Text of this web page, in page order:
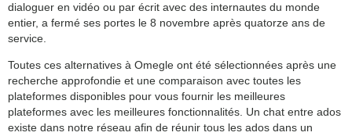
dialoguer en vidéo ou par écrit avec des internautes du monde
entier, a fermé ses portes le 8 novembre après quatorze ans de
service.
Toutes ces alternatives à Omegle ont été sélectionnées après une
recherche approfondie et une comparaison avec toutes les
plateformes disponibles pour vous fournir les meilleures
plateformes avec les meilleures fonctionnalités. Un chat entre ados
existe dans notre réseau afin de réunir tous les ados dans un